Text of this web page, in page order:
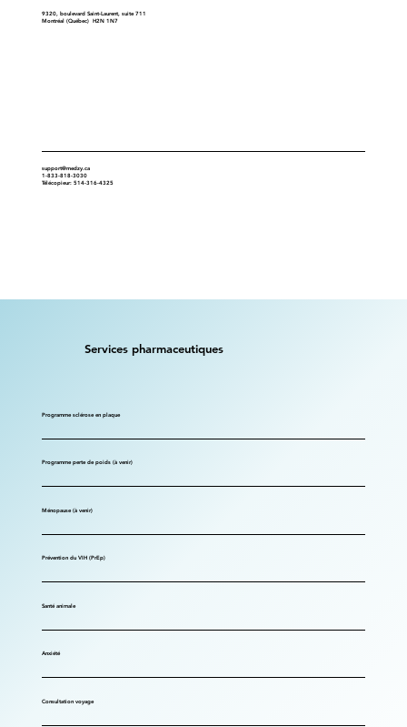
Services pharmaceutiques
Programme sclérose en plaque
Programme perte de poids (à venir)
Ménopause (à venir)
Prévention du VIH (PrEp)
Santé animale
Anxiété
Consultation voyage
9320, boulevard Saint-Laurent, suite 711
Montréal (Québec) H2N 1N7
support@medzy.ca
1-833-818-3030
Télécopieur: 514-316-4325